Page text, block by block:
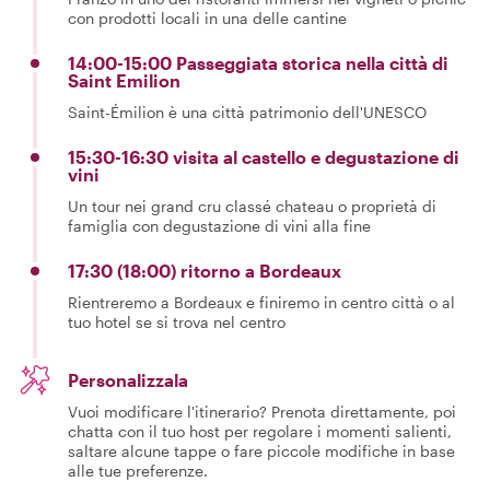
con prodotti locali in una delle cantine
14:00-15:00 Passeggiata storica nella città di
Saint Emilion
Saint-Émilion è una città patrimonio dell'UNESCO
15:30-16:30 visita al castello e degustazione di
vini
Un tour nei grand cru classé chateau o proprietà di
famiglia con degustazione di vini alla fine
17:30 (18:00) ritorno a Bordeaux
Rientreremo a Bordeaux e finiremo in centro città o al
tuo hotel se si trova nel centro
Personalizzala
Vuoi modificare l'itinerario? Prenota direttamente, poi
chatta con il tuo host per regolare i momenti salienti,
saltare alcune tappe o fare piccole modifiche in base
alle tue preferenze.